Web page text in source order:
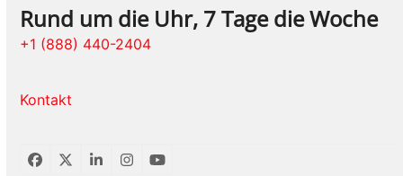
Rund um die Uhr, 7 Tage die Woche
+1 (888) 440-2404
Kontakt
Facebook
TwitterLinkedInInstagram
YouTube